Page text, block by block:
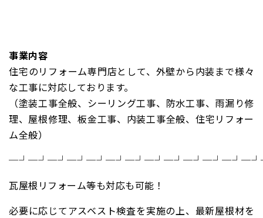
事業内容
住宅のリフォーム専門店として、外壁から内装まで様々
な工事に対応しております。
（塗装工事全般、シーリング工事、防水工事、雨漏り修
理、屋根修理、板金工事、内装工事全般、住宅リフォー
ム全般）
瓦屋根リフォーム等も対応も可能！
必要に応じてアスベスト検査を実施の上、最新屋根材を